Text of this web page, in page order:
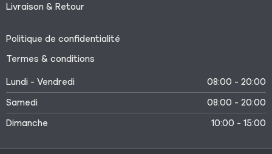
Livraison & Retour
Politique de confidentialité
Termes & conditions
Lundi - Vendredi
08:00 - 20:00
Samedi
08:00 - 20:00
Dimanche
10:00 - 15:00